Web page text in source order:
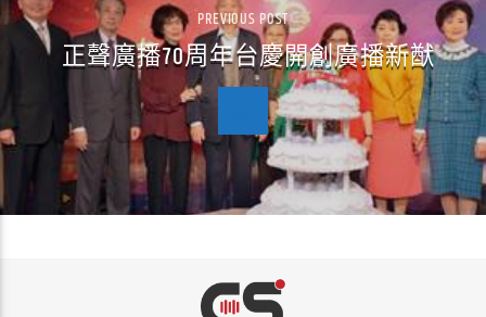
PREVIOUS POST
正聲廣播70周年台慶開創廣播新猷